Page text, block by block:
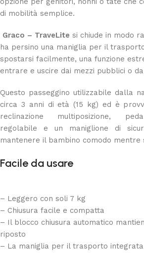
di mobilità semplice.
Graco – TraveLite si chiude in modo
ha persino una maniglia per il
spostarsi facilmente, una funzione
entrare e uscire dai mezzi pubblici o
Questo passeggino utilizzabile dalla
circa 3 anni di età (15 kg) ed è
reclinazione multiposizione,
regolabile e un maniglione di
mantenere il bambino comodo
Facile da usare
– Leggero con soli 7 kg
– Chiusura facile e compatta
– Il blocco chiusura automatico
riposto
– La maniglia per il trasporto